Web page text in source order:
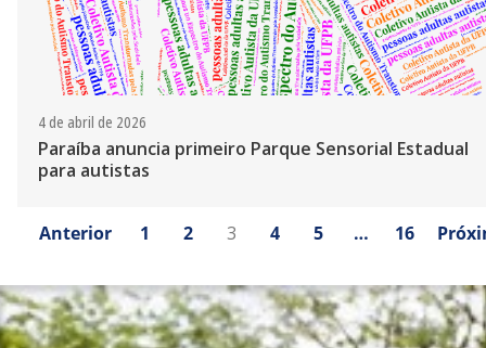
4 de abril de 2026
Paraíba anuncia primeiro Parque Sensorial Estadual
para autistas
Anterior 1 2 3 4 5 … 16